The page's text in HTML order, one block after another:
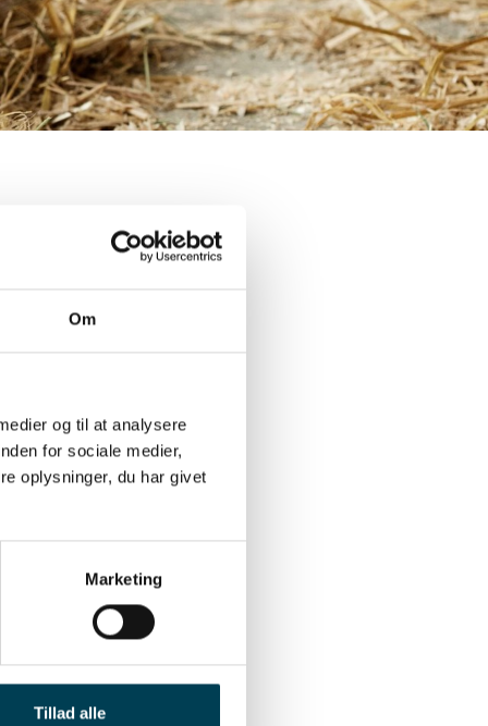
Om
og til at analysere
for sociale medier,
oplysninger, du har givet
Marketing
Tillad alle
robustes et à
porcelets
plus lourds au
produisent plus
pack
de
plus
sélection